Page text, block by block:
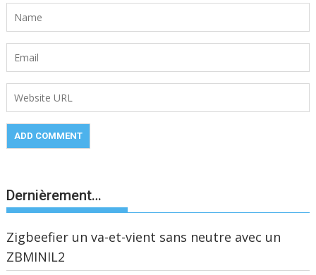
Dernièrement…
Zigbeefier un va-et-vient sans neutre avec un
ZBMINIL2